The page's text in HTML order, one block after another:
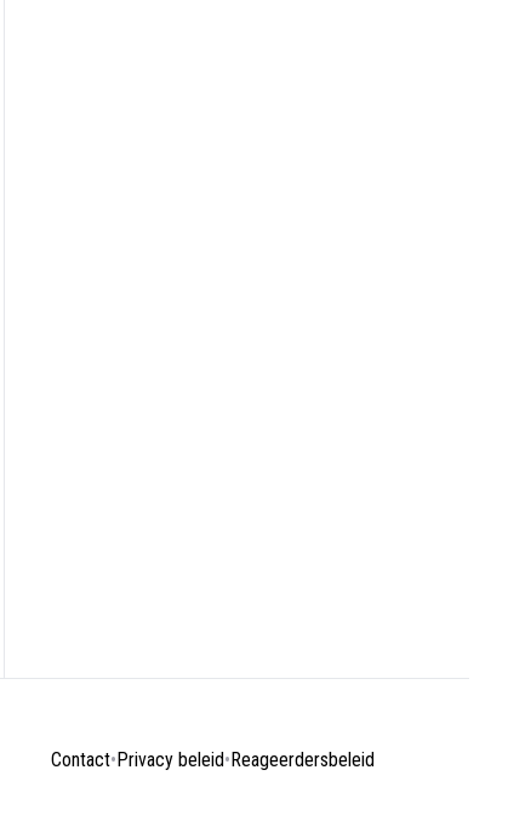
Contact•Privacy beleid•Reageerdersbeleid